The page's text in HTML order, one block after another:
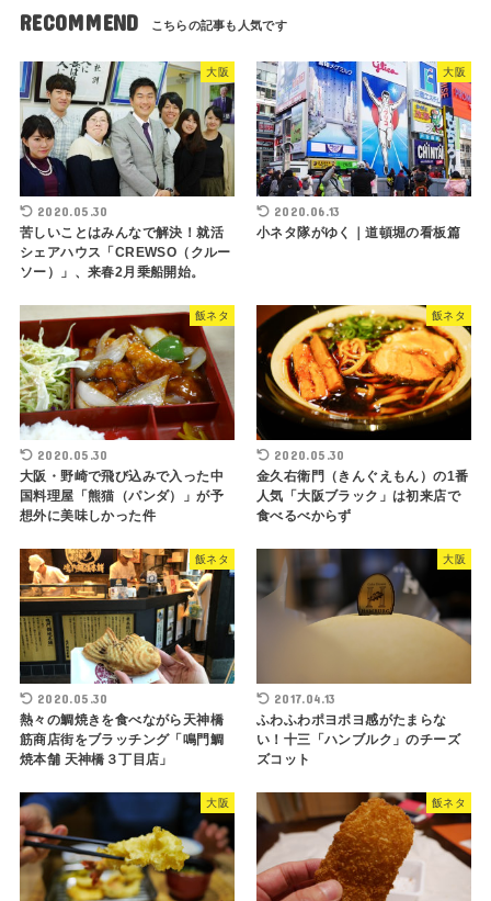
RECOMMEND
大阪
2020.05.30
苦しいことはみんなで解決！就活
シェアハウス「CREWSO（クルー
ソー）」、来春2月乗船開始。
大阪
2020.06.13
小ネタ隊がゆく｜道頓堀の看板篇
飯ネタ
2020.05.30
大阪・野崎で飛び込みで入った中
国料理屋「熊猫（パンダ）」が予
想外に美味しかった件
飯ネタ
2020.05.30
金久右衛門（きんぐえもん）の1番
人気「大阪ブラック」は初来店で
食べるべからず
飯ネタ
2020.05.30
熱々の鯛焼きを食べながら天神橋
筋商店街をブラッチング「鳴門鯛
焼本舗 天神橋３丁目店」
大阪
2017.04.13
ふわふわポヨポヨ感がたまらな
い！十三「ハンブルク」のチーズ
ズコット
大阪 飯ネタ